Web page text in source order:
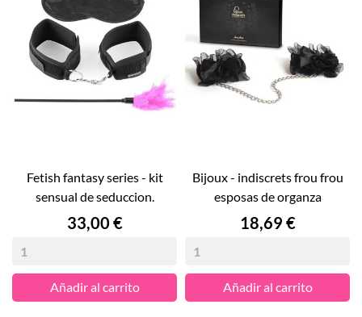
fetish fantasy series - kit
sensual de seduccion.
Precio
33,00 €
Añadir al carrito
bijoux - indiscrets frou frou
esposas de organza
Precio
18,69 €
Añadir al carrito